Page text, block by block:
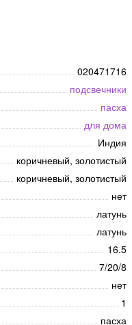
020471716
подсвечники
пасха
для дома
Индия
коричневый, золотистый
коричневый, золотистый
нет
латунь
латунь
16.5
7/20/8
нет
1
пасха